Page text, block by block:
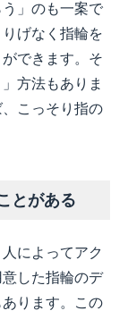
」のも一案で
げなく指輪を
できます。そ
方法もありま
こっそり指の
とがある
によってアク
した指輪のデ
ります。この